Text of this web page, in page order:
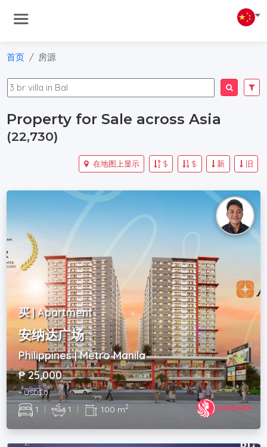
首页 房源
Property for Sale across Asia
(22,730)
旧
新
$
$
在地图上显示
买 | Apartment
安纳达广场
Philippines | Metro Manila
₱ 25,000
~ USD$ 0
1 | 1 | 100 m2